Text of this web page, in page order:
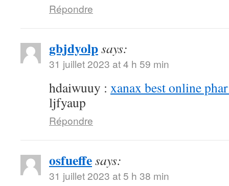
Répondre
gbjdyolpsays:
31 juillet 2023 at 4 h 59 min
hdaiwuuy : xanax best online
ljfyaup
Répondre
osfueffesays:
31 juillet 2023 at 5 h 38 min